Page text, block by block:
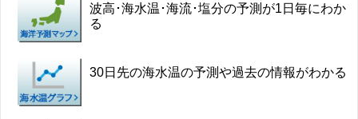
波高･海水温･海流･塩分の予測が1日毎にわか
る
30日先の海水温の予測や過去の情報がわかる